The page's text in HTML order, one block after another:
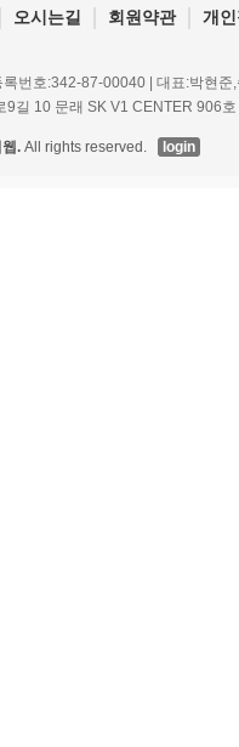
오시는길 회원약관 개
록번호:342-87-00040 | 대표:박현
9길 10 문래 SK V1 CENTER 906
. All rights reserved. login